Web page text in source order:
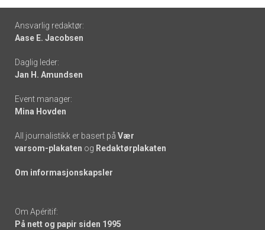
Footer
-
links
Ansvarlig redaktør:
Aase E. Jacobsen
Daglig leder:
Jan H. Amundsen
Event manager:
Mina Hovden
All journalistikk er basert på Vær
varsom-plakaten og Redaktørplakaten
Om informasjonskapsler
Om Apéritif:
På nett og papir siden 1995